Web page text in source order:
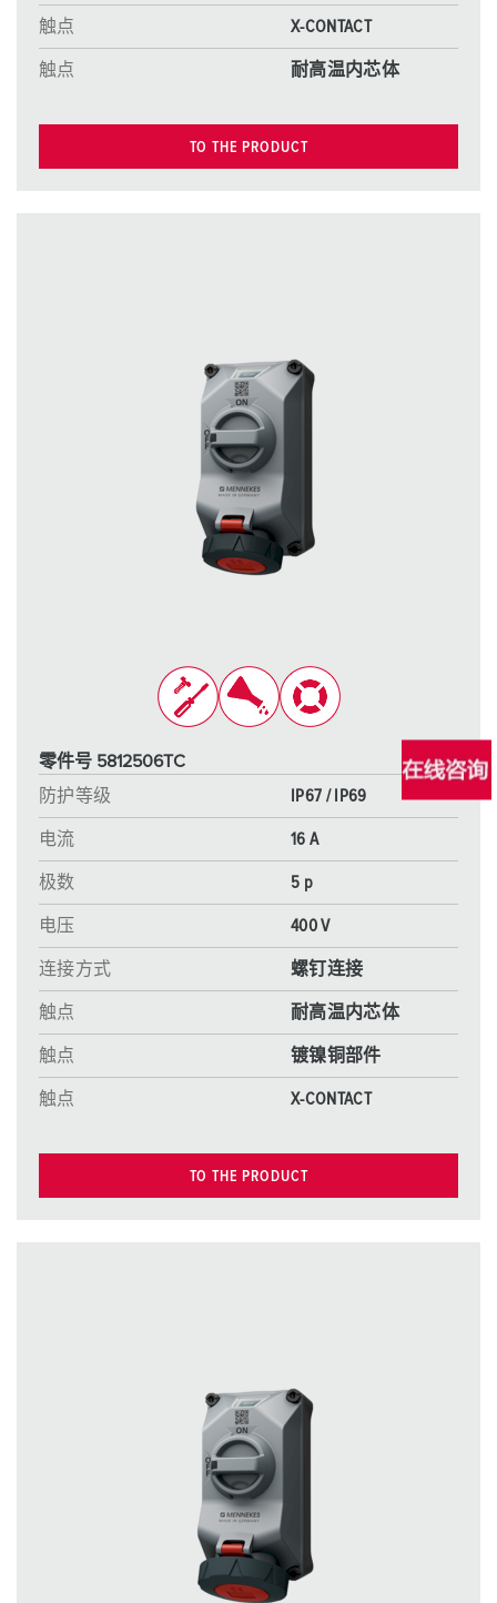
触点 X-CONTACT
触点 耐高温内芯体
TO THE PRODUCT
零件号 5812506TC
防护等级
IP67 / IP69
电流 16 A
极数 5 p
电压 400 V
连接方式 螺钉连接
触点 耐高温内芯体
触点 镀镍铜部件
触点 X-CONTACT
TO THE PRODUCT